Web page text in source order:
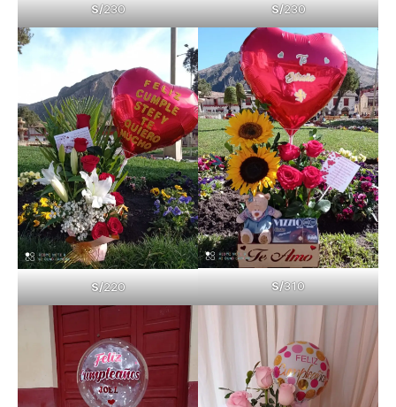
S/230 S/230
S/220 S/310